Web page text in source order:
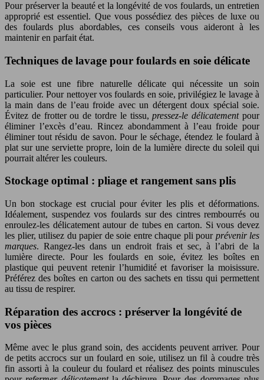
Pour préserver la beauté et la longévité de vos foulards, un entretien
approprié est essentiel. Que vous possédiez des pièces de luxe ou
des foulards plus abordables, ces conseils vous aideront à les
maintenir en parfait état.
Techniques de lavage pour foulards en soie délicate
La soie est une fibre naturelle délicate qui nécessite un soin
particulier. Pour nettoyer vos foulards en soie, privilégiez le lavage à
la main dans de l’eau froide avec un détergent doux spécial soie.
Évitez de frotter ou de tordre le tissu,pressez-le délicatementpour
éliminer l’excès d’eau. Rincez abondamment à l’eau froide pour
éliminer tout résidu de savon. Pour le séchage, étendez le foulard à
plat sur une serviette propre, loin de la lumière directe du soleil qui
pourrait altérer les couleurs.
Stockage optimal : pliage et rangement sans plis
Un bon stockage est crucial pour éviter les plis et déformations.
Idéalement, suspendez vos foulards sur des cintres rembourrés ou
enroulez-les délicatement autour de tubes en carton. Si vous devez
les plier, utilisez du papier de soie entre chaque pli pour prévenir les
marques. Rangez-les dans un endroit frais et sec, à l’abri de la
lumière directe. Pour les foulards en soie, évitez les boîtes en
plastique qui peuvent retenir l’humidité et favoriser la moisissure.
Préférez des boîtes en carton ou des sachets en tissu qui permettent
au tissu de respirer.
Réparation des accrocs : préserver la longévité de
vos pièces
Même avec le plus grand soin, des accidents peuvent arriver. Pour
de petits accrocs sur un foulard en soie, utilisez un fil à coudre très
fin assorti à la couleur du foulard et réalisez des points minuscules